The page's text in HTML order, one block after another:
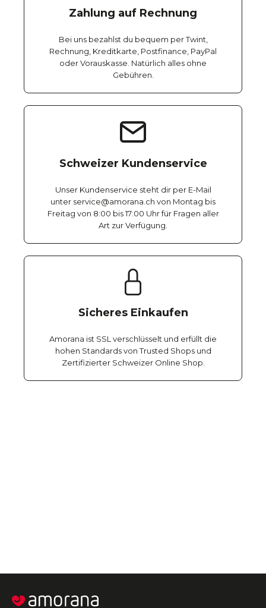
Zahlung auf Rechnung
Bei uns bezahlst du bequem per Twint,
Rechnung, Kreditkarte, Postfinance, PayPal
oder Vorauskasse. Natürlich alles ohne
Gebühren.
Schweizer Kundenservice
Unser Kundenservice steht dir per E-Mail
unter service@amorana.ch von Montag bis
Freitag von 8:00 bis 17:00 Uhr für Fragen aller
Art zur Verfügung.
Sicheres Einkaufen
Amorana ist SSL verschlüsselt und erfüllt die
hohen Standards von Trusted Shops und
Zertifizierter Schweizer Online Shop.